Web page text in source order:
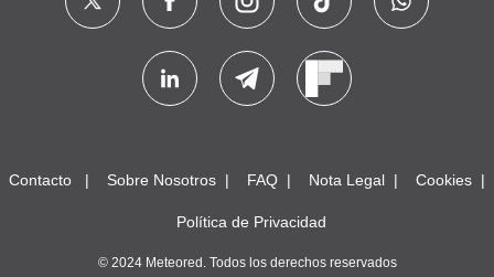
Contacto Sobre Nosotros FAQ Nota Legal Cookies
Política de Privacidad
© 2024 Meteored. Todos los derechos reservados